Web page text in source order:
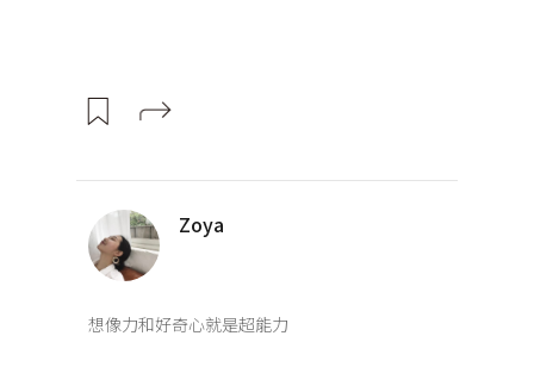
Zoya
想像力和好奇心就是超能力